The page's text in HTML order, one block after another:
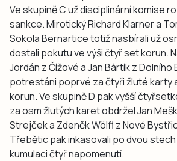
Ve skupině C už disciplinární komise
sankce. Mirotický Richard Klarner a
Sokola Bernartice totiž nasbírali už
dostali pokutu ve výši čtyř set korun.
Jordán z Čížové a Jan Bártík z Dolního
potrestáni poprvé za čtyři žluté karty
korun. Ve skupině D pak vyšší
za osm žlutých karet obdržel Jan
Strejček a Zdeněk Wölfl z Nové
Třebětic pak inkasovali po dvou
kumulaci čtyř napomenutí.